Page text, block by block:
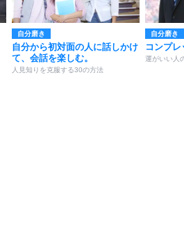
自分磨き
自分から初対面の人に話しかけ
て、会話を楽しむ。
人見知りを克服する30の方法
自分磨き
コンプ
運がいい人